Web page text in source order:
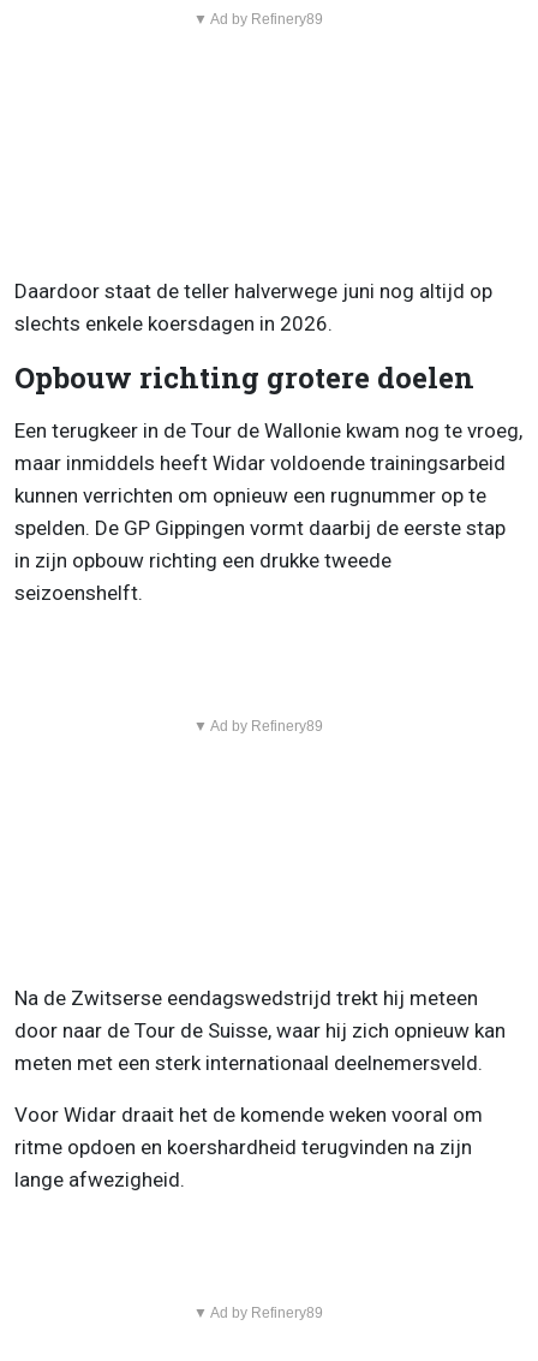
▼ Ad by Refinery89
Daardoor staat de teller halverwege juni nog altijd op
slechts enkele koersdagen in 2026.
Opbouw richting grotere doelen
Een terugkeer in de Tour de Wallonie kwam nog te vroeg,
maar inmiddels heeft Widar voldoende trainingsarbeid
kunnen verrichten om opnieuw een rugnummer op te
spelden. De GP Gippingen vormt daarbij de eerste stap
in zijn opbouw richting een drukke tweede
seizoenshelft.
▼ Ad by Refinery89
Na de Zwitserse eendagswedstrijd trekt hij meteen
door naar de Tour de Suisse, waar hij zich opnieuw kan
meten met een sterk internationaal deelnemersveld.
Voor Widar draait het de komende weken vooral om
ritme opdoen en koershardheid terugvinden na zijn
lange afwezigheid.
▼ Ad by Refinery89